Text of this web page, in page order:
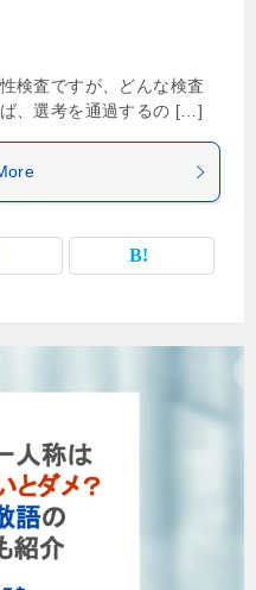
検査ですが、どんな検査
、選考を通過するの […]